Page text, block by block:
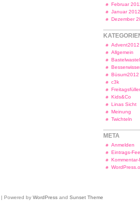
Februar
Januar 2012
Dezember
Advent2012
Allgemein
Bastelwastel
Büsum2012
c3k
Freitagsfüller
Kids&Co
Linas Sicht
Meinung
Twichteln
META
Anmelden
Eintrags-
Kommentar-
| Powered by WordPress and Sunset Theme